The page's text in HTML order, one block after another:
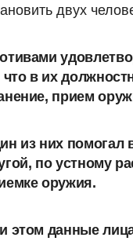
двух
что в их
прием
из них помогал
по устному
оружия.
этом данные